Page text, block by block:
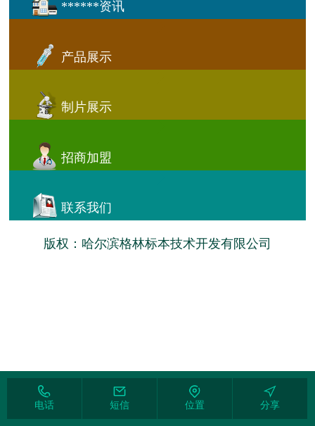
******资讯
产品展示
制片展示
招商加盟
联系我们
版权：哈尔滨格林标本技术开发有限公司
电话 短信 位置 分享